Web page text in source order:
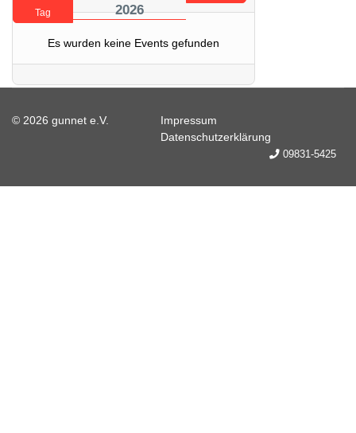
Tag
2026
Es wurden keine Events gefunden
© 2026 gunnet e.V.
Impressum
Datenschutzerklärung
09831-5425